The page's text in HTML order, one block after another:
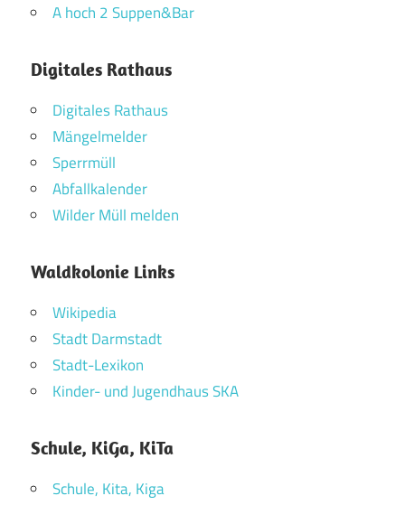
A hoch 2 Suppen&Bar
Digitales Rathaus
Digitales Rathaus
Mängelmelder
Sperrmüll
Abfallkalender
Wilder Müll melden
Waldkolonie Links
Wikipedia
Stadt Darmstadt
Stadt-Lexikon
Kinder- und Jugendhaus SKA
Schule, KiGa, KiTa
Schule, Kita, Kiga